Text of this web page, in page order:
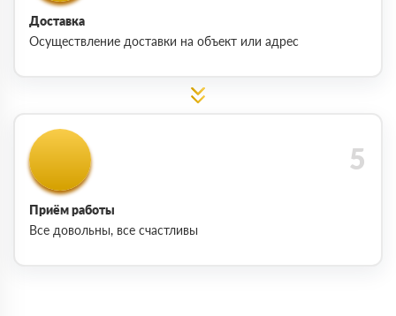
Доставка
Осуществление доставки на объект или адрес
Приём работы
Все довольны, все счастливы